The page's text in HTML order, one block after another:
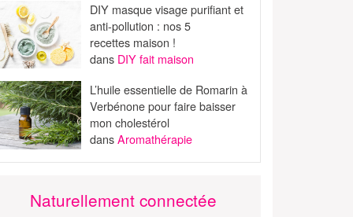
DIY masque visage purifiant et
anti-pollution : nos 5
recettes maison !
dans DIY fait maison
L’huile essentielle de Romarin à
Verbénone pour faire baisser
mon cholestérol
dansAromathérapie
Naturellement connectée